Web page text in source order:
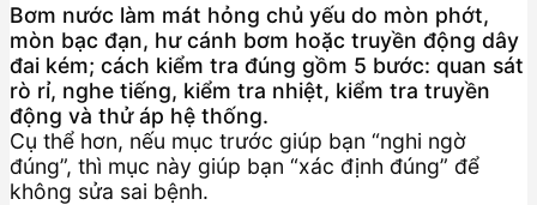
Bơm nước làm mát hỏng chủ yếu do mòn phớt,
mòn bạc đạn, hư cánh bơm hoặc truyền động dây
đai kém; cách kiểm tra đúng gồm 5 bước: quan sát
rò rỉ, nghe tiếng, kiểm tra nhiệt, kiểm tra truyền
động và thử áp hệ thống.
Cụ thể hơn, nếu mục trước giúp bạn “nghi ngờ
đúng”, thì mục này giúp bạn “xác định đúng” để
không sửa sai bệnh.